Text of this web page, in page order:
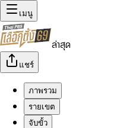
เมนู
ล่าสุด
แชร์
ภาพรวม
รายเขต
จับขั้ว